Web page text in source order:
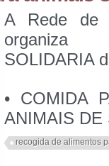
A Rede de
organiza
SOLIDARIA
• COMIDA
ANIMAIS DE
recogida de alimentos